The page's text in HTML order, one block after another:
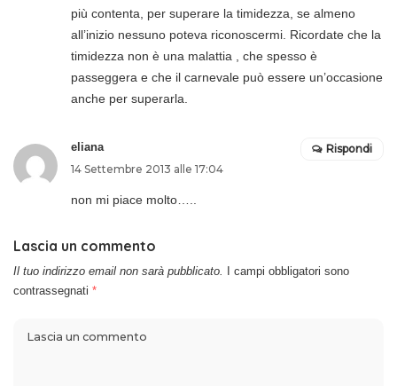
più contenta, per superare la timidezza, se almeno
all’inizio nessuno poteva riconoscermi. Ricordate che la
timidezza non è una malattia , che spesso è
passeggera e che il carnevale può essere un’occasione
anche per superarla.
eliana
14 Settembre 2013 alle 17:04
non mi piace molto…..
Rispondi
Lascia un commento
Il tuo indirizzo email non sarà pubblicato.
I campi obbligatori sono
contrassegnati *